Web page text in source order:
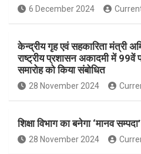
6 December 2024
केन्द्रीय गृह एवं सहकारिता मंत्री
राष्ट्रीय प्रशासन अकादमी में 99वें
समारोह को किया संबोधित
28 November 2024
शिक्षा विभाग का बनेगा ‘मानव
28 November 2024